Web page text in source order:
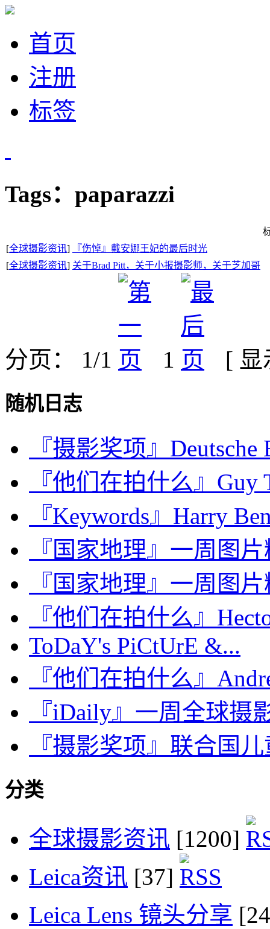
首页
注册
标签
Tags：paparazzi
[全球摄影资讯]
『伤悼』戴安娜王妃的最后时光
[全球摄影资讯] 关于Brad Pitt，关于小报摄影师，关于芝加哥
分页： 1/1 1 [
随机日志
『摄影奖项』
『他们在拍什么』
『Keywords』Harry
『国家地理』一周图
『国家地理』一周图
『他们在拍什么』
ToDaY's PiCtUrE &...
『他们在拍什么』
『iDaily』一周全球摄
『摄影奖项』联合国
分类
全球摄影资讯 [1200]
Leica资讯 [37]
Leica Lens 镜头分享